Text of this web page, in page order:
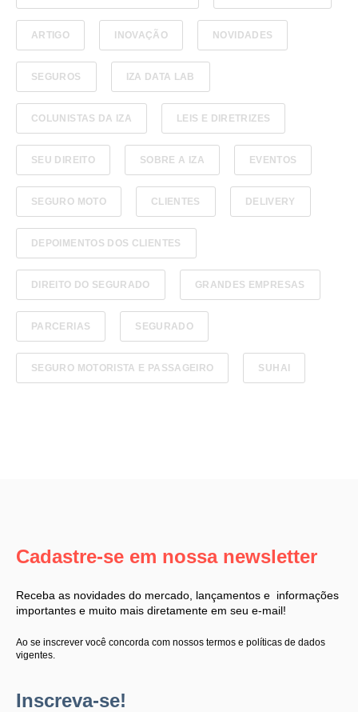
ARTIGO INOVAÇÃO NOVIDADES
SEGUROS IZA DATA LAB
COLUNISTAS DA IZA LEIS E DIRETRIZES
SEU DIREITO SOBRE A IZA EVENTOS
SEGURO MOTO CLIENTES DELIVERY
DEPOIMENTOS DOS CLIENTES
DIREITO DO SEGURADO GRANDES EMPRESAS
PARCERIAS SEGURADO
SEGURO MOTORISTA E PASSAGEIRO SUHAI
Cadastre-se em nossa newsletter
Receba as novidades do mercado, lançamentos e informações
importantes e muito mais diretamente em seu e-mail!
Ao se inscrever você concorda com nossos termos e políticas de dados
vigentes.
Inscreva-se!